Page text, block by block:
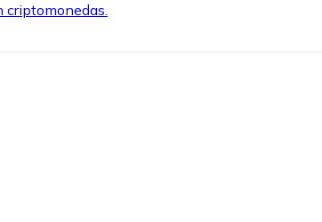
criptomonedas.